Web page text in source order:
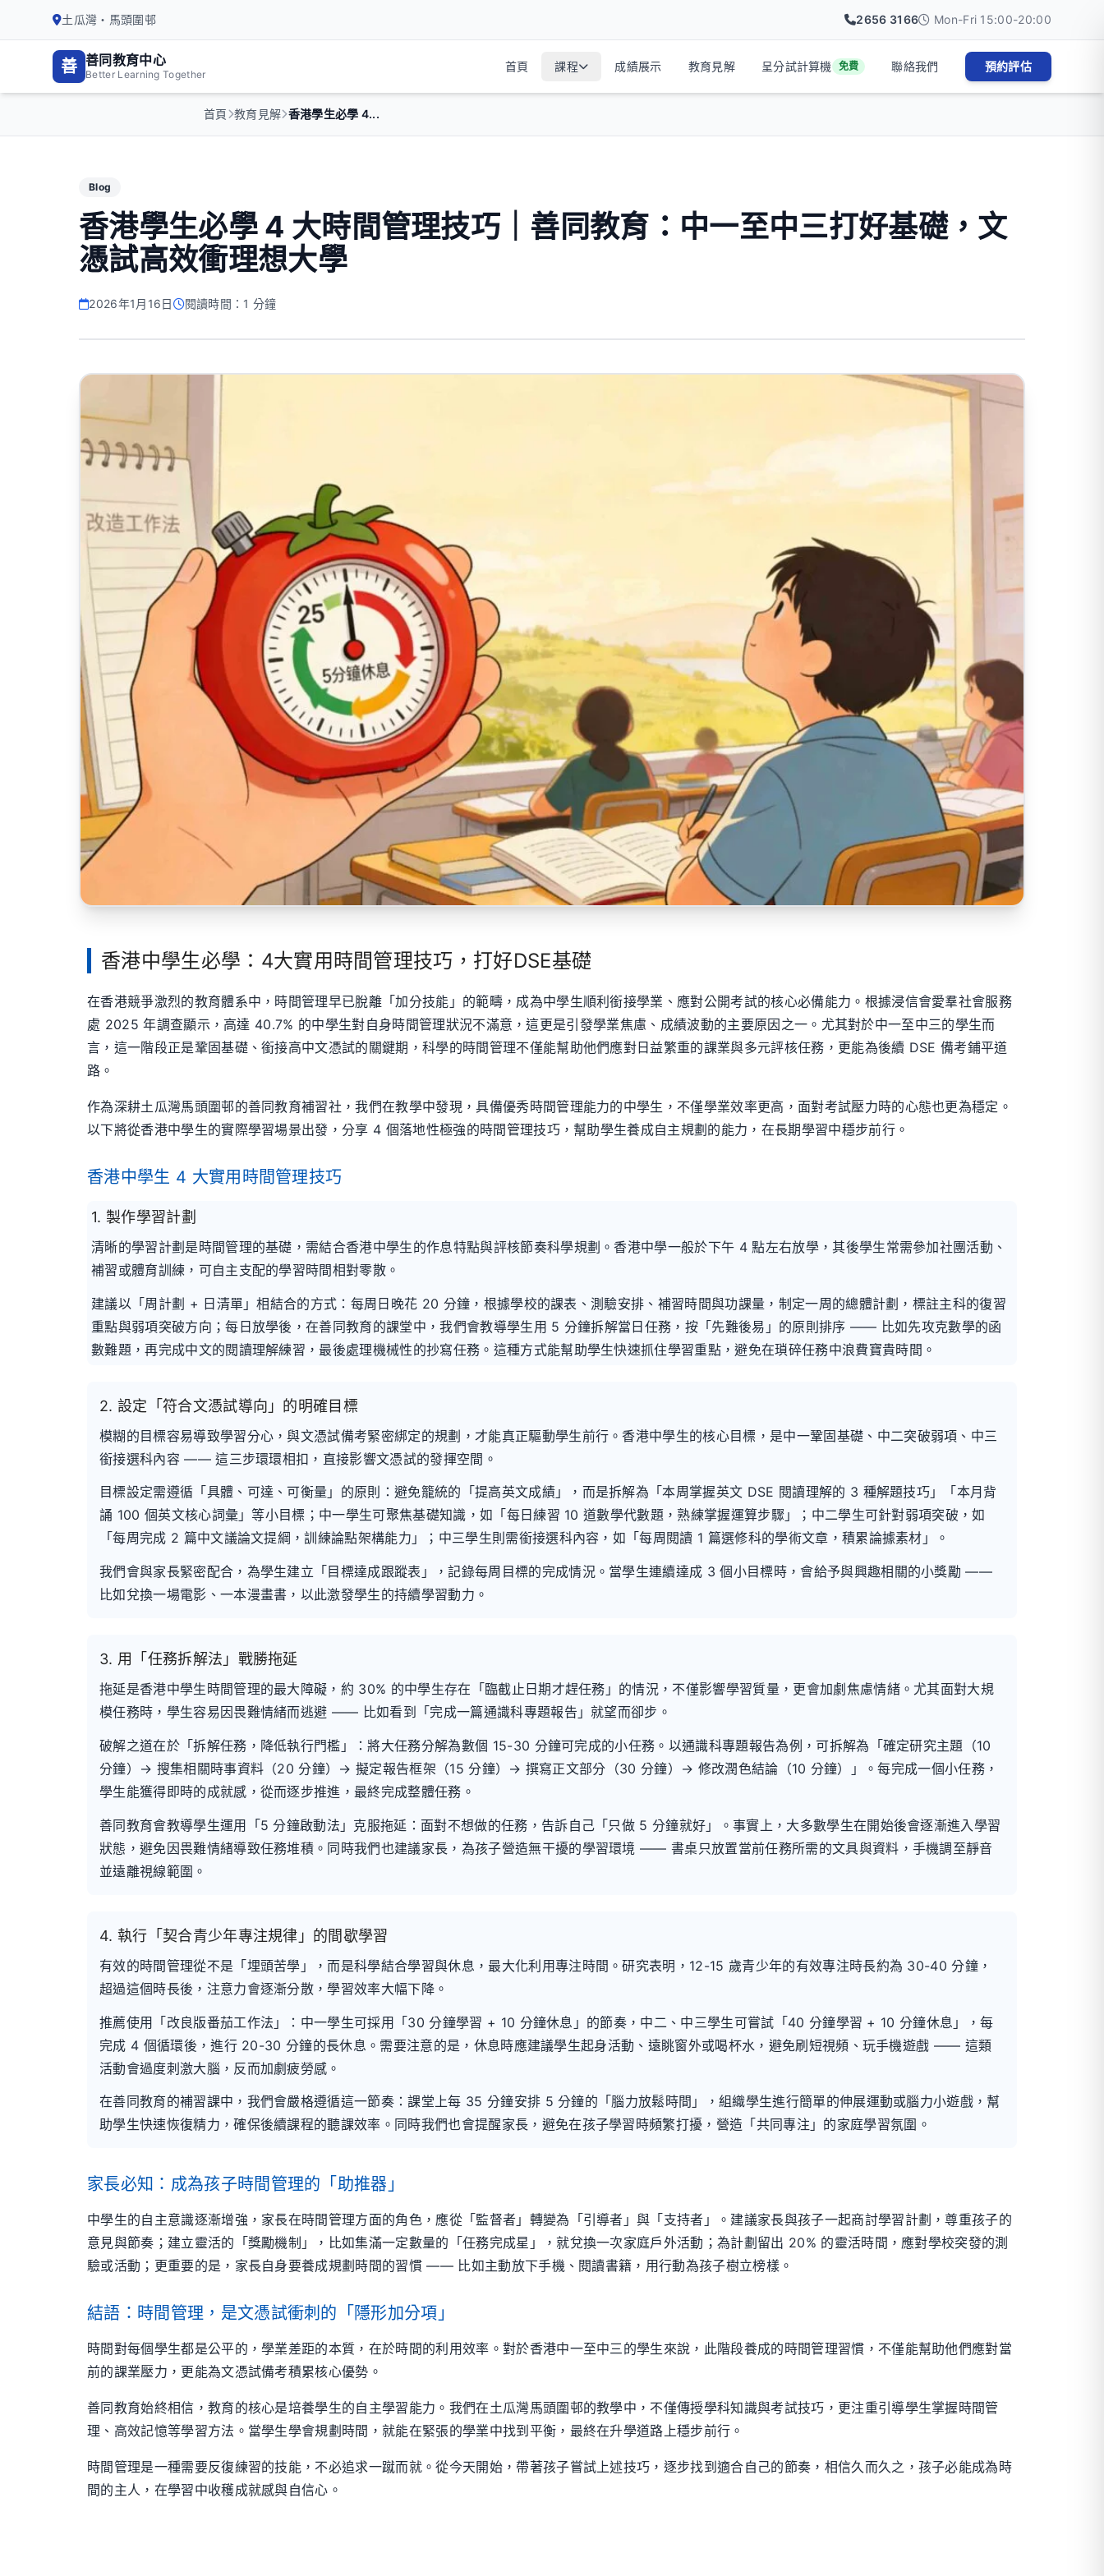
土瓜灣・馬頭圍邨 2656 3166 Mon-Fri 15:00-20:00
善 善同教育中心
Better Learning Together
首頁 課程 成績展示 教育見解 呈分試計算機 免費 聯絡我們 預約評估
首頁 教育見解 香港學生必學 4...
Blog
香港學生必學 4 大時間管理技巧｜善同教育：中一至中三打好基礎，文
憑試高效衝理想大學
2026年1月16日 閱讀時間：1 分鐘
香港中學生必學：4大實用時間管理技巧，打好DSE基礎
在香港競爭激烈的教育體系中，時間管理早已脫離「加分技能」的範疇，成為中學生順利銜接學業、應對公開考試的核心必備能力。根據浸信會愛羣社會服務
處 2025 年調查顯示，高達 40.7% 的中學生對自身時間管理狀況不滿意，這更是引發學業焦慮、成績波動的主要原因之一。尤其對於中一至中三的學生而
言，這一階段正是鞏固基礎、銜接高中文憑試的關鍵期，科學的時間管理不僅能幫助他們應對日益繁重的課業與多元評核任務，更能為後續 DSE 備考鋪平道
路。
作為深耕土瓜灣馬頭圍邨的善同教育補習社，我們在教學中發現，具備優秀時間管理能力的中學生，不僅學業效率更高，面對考試壓力時的心態也更為穩定。
以下將從香港中學生的實際學習場景出發，分享 4 個落地性極強的時間管理技巧，幫助學生養成自主規劃的能力，在長期學習中穩步前行。
香港中學生 4 大實用時間管理技巧
1. 製作學習計劃
清晰的學習計劃是時間管理的基礎，需結合香港中學生的作息特點與評核節奏科學規劃。香港中學一般於下午 4 點左右放學，其後學生常需參加社團活動、
補習或體育訓練，可自主支配的學習時間相對零散。
建議以「周計劃 + 日清單」相結合的方式：每周日晚花 20 分鐘，根據學校的課表、測驗安排、補習時間與功課量，制定一周的總體計劃，標註主科的復習
重點與弱項突破方向；每日放學後，在善同教育的課堂中，我們會教導學生用 5 分鐘拆解當日任務，按「先難後易」的原則排序 —— 比如先攻克數學的函
數難題，再完成中文的閱讀理解練習，最後處理機械性的抄寫任務。這種方式能幫助學生快速抓住學習重點，避免在瑣碎任務中浪費寶貴時間。
2. 設定「符合文憑試導向」的明確目標
模糊的目標容易導致學習分心，與文憑試備考緊密綁定的規劃，才能真正驅動學生前行。香港中學生的核心目標，是中一鞏固基礎、中二突破弱項、中三
銜接選科內容 —— 這三步環環相扣，直接影響文憑試的發揮空間。
目標設定需遵循「具體、可達、可衡量」的原則：避免籠統的「提高英文成績」，而是拆解為「本周掌握英文 DSE 閱讀理解的 3 種解題技巧」「本月背
誦 100 個英文核心詞彙」等小目標；中一學生可聚焦基礎知識，如「每日練習 10 道數學代數題，熟練掌握運算步驟」；中二學生可針對弱項突破，如
「每周完成 2 篇中文議論文提綱，訓練論點架構能力」；中三學生則需銜接選科內容，如「每周閱讀 1 篇選修科的學術文章，積累論據素材」。
我們會與家長緊密配合，為學生建立「目標達成跟蹤表」，記錄每周目標的完成情況。當學生連續達成 3 個小目標時，會給予與興趣相關的小獎勵 ——
比如兌換一場電影、一本漫畫書，以此激發學生的持續學習動力。
3. 用「任務拆解法」戰勝拖延
拖延是香港中學生時間管理的最大障礙，約 30% 的中學生存在「臨截止日期才趕任務」的情況，不僅影響學習質量，更會加劇焦慮情緒。尤其面對大規
模任務時，學生容易因畏難情緒而逃避 —— 比如看到「完成一篇通識科專題報告」就望而卻步。
破解之道在於「拆解任務，降低執行門檻」：將大任務分解為數個 15-30 分鐘可完成的小任務。以通識科專題報告為例，可拆解為「確定研究主題（10
分鐘）→ 搜集相關時事資料（20 分鐘）→ 擬定報告框架（15 分鐘）→ 撰寫正文部分（30 分鐘）→ 修改潤色結論（10 分鐘）」。每完成一個小任務，
學生能獲得即時的成就感，從而逐步推進，最終完成整體任務。
善同教育會教導學生運用「5 分鐘啟動法」克服拖延：面對不想做的任務，告訴自己「只做 5 分鐘就好」。事實上，大多數學生在開始後會逐漸進入學習
狀態，避免因畏難情緒導致任務堆積。同時我們也建議家長，為孩子營造無干擾的學習環境 —— 書桌只放置當前任務所需的文具與資料，手機調至靜音
並遠離視線範圍。
4. 執行「契合青少年專注規律」的間歇學習
有效的時間管理從不是「埋頭苦學」，而是科學結合學習與休息，最大化利用專注時間。研究表明，12-15 歲青少年的有效專注時長約為 30-40 分鐘，
超過這個時長後，注意力會逐漸分散，學習效率大幅下降。
推薦使用「改良版番茄工作法」：中一學生可採用「30 分鐘學習 + 10 分鐘休息」的節奏，中二、中三學生可嘗試「40 分鐘學習 + 10 分鐘休息」，每
完成 4 個循環後，進行 20-30 分鐘的長休息。需要注意的是，休息時應建議學生起身活動、遠眺窗外或喝杯水，避免刷短視頻、玩手機遊戲 —— 這類
活動會過度刺激大腦，反而加劇疲勞感。
在善同教育的補習課中，我們會嚴格遵循這一節奏：課堂上每 35 分鐘安排 5 分鐘的「腦力放鬆時間」，組織學生進行簡單的伸展運動或腦力小遊戲，幫
助學生快速恢復精力，確保後續課程的聽課效率。同時我們也會提醒家長，避免在孩子學習時頻繁打擾，營造「共同專注」的家庭學習氛圍。
家長必知：成為孩子時間管理的「助推器」
中學生的自主意識逐漸增強，家長在時間管理方面的角色，應從「監督者」轉變為「引導者」與「支持者」。建議家長與孩子一起商討學習計劃，尊重孩子的
意見與節奏；建立靈活的「獎勵機制」，比如集滿一定數量的「任務完成星」，就兌換一次家庭戶外活動；為計劃留出 20% 的靈活時間，應對學校突發的測
驗或活動；更重要的是，家長自身要養成規劃時間的習慣 —— 比如主動放下手機、閱讀書籍，用行動為孩子樹立榜樣。
結語：時間管理，是文憑試衝刺的「隱形加分項」
時間對每個學生都是公平的，學業差距的本質，在於時間的利用效率。對於香港中一至中三的學生來說，此階段養成的時間管理習慣，不僅能幫助他們應對當
前的課業壓力，更能為文憑試備考積累核心優勢。
善同教育始終相信，教育的核心是培養學生的自主學習能力。我們在土瓜灣馬頭圍邨的教學中，不僅傳授學科知識與考試技巧，更注重引導學生掌握時間管
理、高效記憶等學習方法。當學生學會規劃時間，就能在緊張的學業中找到平衡，最終在升學道路上穩步前行。
時間管理是一種需要反復練習的技能，不必追求一蹴而就。從今天開始，帶著孩子嘗試上述技巧，逐步找到適合自己的節奏，相信久而久之，孩子必能成為時
間的主人，在學習中收穫成就感與自信心。